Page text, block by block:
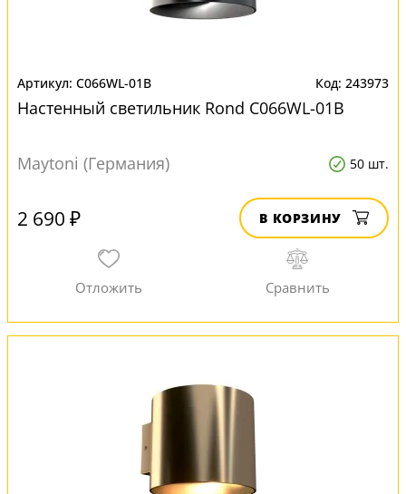
C066WL-01B 243973
Настенный светильник Rond C066WL-01B
Maytoni (Германия) 50 шт.
2 690 ₽ В КОРЗИНУ